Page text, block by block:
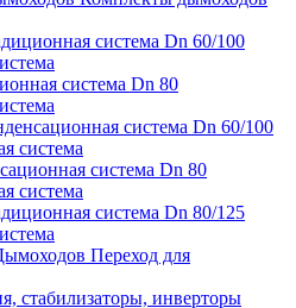
Dn 60/100
Dn 80
Dn 60/100
система
Dn 80
система
Dn 80/125
Переход для